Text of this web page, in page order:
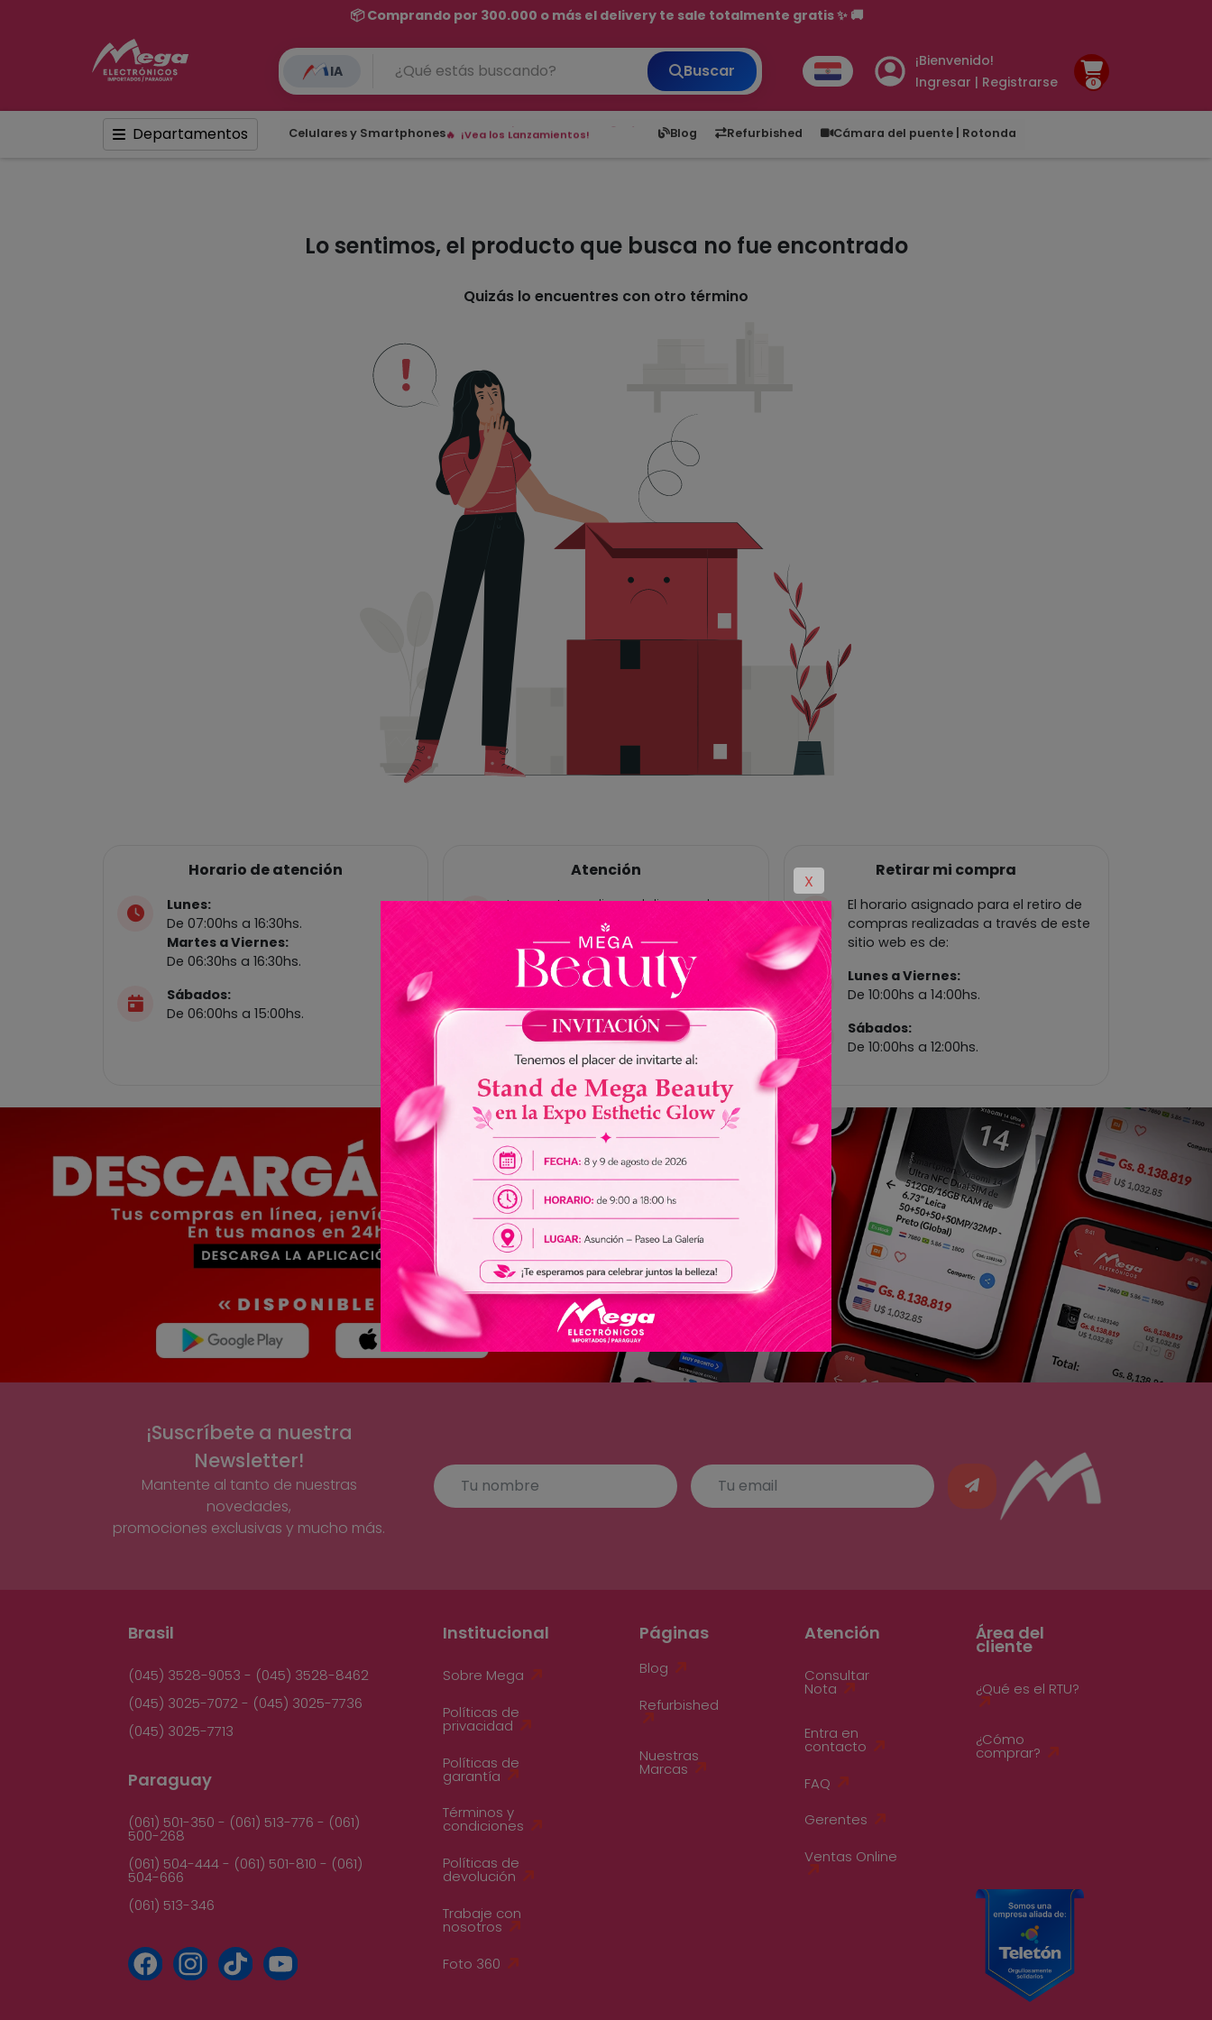
📦 Comprando por 300.000 o más el delivery te sale totalmente gratis ✨ 🚚
💳 ¡HASTA 24 CUOTAS SIN INTERÉS con tarjetas adheridas!
IA
Buscar
¡Bienvenido!
Ingresar | Registrarse
0
Departamentos Celulares y Smartphones
¡Vea los Lanzamientos!
Blog Refurbished Cámara del puente | Rotonda
6,050 5.20 1,900 1.00
Lo sentimos, el producto que busca no fue encontrado
Quizás lo encuentres con otro término
X
Horario de atención
Lunes:
De 07:00hs a 16:30hs.
Martes a Viernes:
De 06:30hs a 16:30hs.
Sábados:
De 06:00hs a 15:00hs.
Atención
Las ventas online y delivery solo
están habilitadas para Paraguay, no
tenemos cuentas bancárias en
Brasil.
No somos responsables por envios
de dinero a nuestros vendedores.
Retirar mi compra
El horario asignado para el retiro de
compras realizadas a través de este
sitio web es de:
Lunes a Viernes:
De 10:00hs a 14:00hs.
Sábados:
De 10:00hs a 12:00hs.
¡Suscríbete a nuestra
Newsletter!
Mantente al tanto de nuestras
novedades,
promociones exclusivas y mucho más.
Brasil
(045) 3528-9053 - (045) 3528-8462
(045) 3025-7072 - (045) 3025-7736
(045) 3025-7713
Paraguay
(061) 501-350 - (061) 513-776 - (061)
500-268
(061) 504-444 - (061) 501-810 - (061)
504-666
(061) 513-346
Institucional
Sobre Mega
Políticas de
privacidad
Políticas de
garantía
Términos y
condiciones
Políticas de
devolución
Trabaje con
nosotros
Foto 360
Páginas
Blog
Refurbished
Nuestras
Marcas
Atención
Consultar
Nota
Entra en
contacto
FAQ
Gerentes
Ventas Online
Área del
cliente
¿Qué es el RTU?
¿Cómo
comprar?